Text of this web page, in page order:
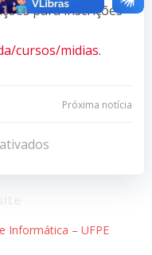
para inscrições
cursos/midias.
Próxima notícia
Informática – UFPE